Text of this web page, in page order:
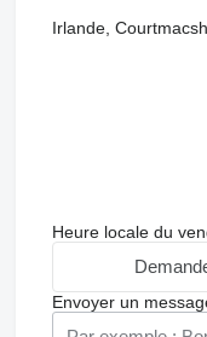
Irlande,
Heure locale du
Envoyer un